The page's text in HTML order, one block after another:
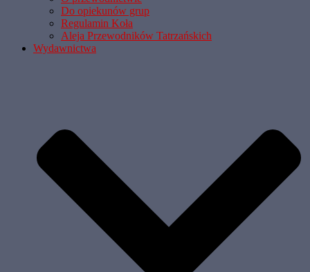
Do opiekunów grup
Regulamin Koła
Aleja Przewodników Tatrzańskich
Wydawnictwa